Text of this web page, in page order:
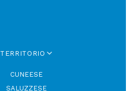
TERRITORIO
CUNEESE
SALUZZESE